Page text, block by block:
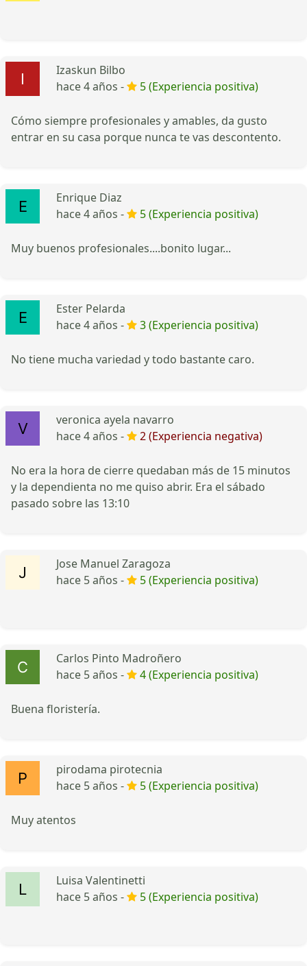
Izaskun Bilbo
hace 4 años -
5 (Experiencia positiva)
Cómo siempre profesionales y amables, da gusto
entrar en su casa porque nunca te vas descontento.
Enrique Diaz
hace 4 años -
5 (Experiencia positiva)
Muy buenos profesionales....bonito lugar...
Ester Pelarda
hace 4 años -
3 (Experiencia positiva)
No tiene mucha variedad y todo bastante caro.
veronica ayela navarro
hace 4 años -
2 (Experiencia negativa)
No era la hora de cierre quedaban más de 15 minutos
y la dependienta no me quiso abrir. Era el sábado
pasado sobre las 13:10
Jose Manuel Zaragoza
hace 5 años -
5 (Experiencia positiva)
Carlos Pinto Madroñero
hace 5 años -
4 (Experiencia positiva)
Buena floristería.
pirodama pirotecnia
hace 5 años -
5 (Experiencia positiva)
Muy atentos
Luisa Valentinetti
hace 5 años -
5 (Experiencia positiva)